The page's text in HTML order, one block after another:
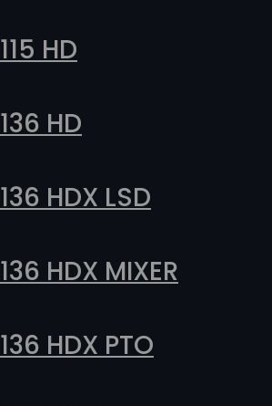
115 HD
136 HD
136 HDX LSD
136 HDX MIXER
136 HDX PTO